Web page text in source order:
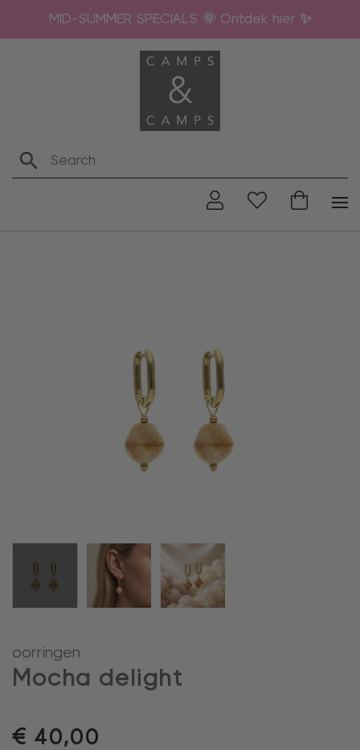
MID-SUMMER SPECIALS 🌞 Ontdek hier ✨
oorringen
Mocha delight
€ 40,00